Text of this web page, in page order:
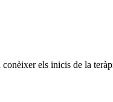
els inicis de la